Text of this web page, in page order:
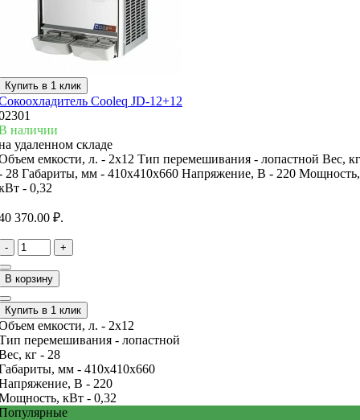
Купить в 1 клик
Cooleq JD-12+12
наличии
удаленном складе
емкости, л. - 2х12 Тип перемешивания - лопастной Вес, кг
28 Габариты, мм - 410x410x660 Напряжение, В - 220 Мощность,
- 0,32
370.00 ₽.
- +
В корзину
Купить в 1 клик
емкости, л. - 2х12
перемешивания - лопастной
кг - 28
мм - 410x410x660
В - 220
кВт - 0,32